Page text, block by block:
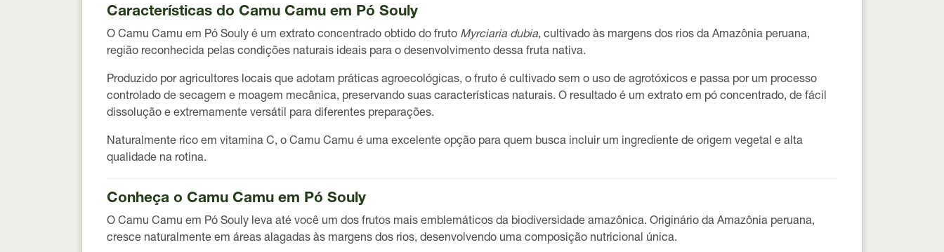
Características do Camu Camu em Pó Souly
O Camu Camu em Pó Souly é um extrato concentrado obtido do fruto Myrciaria dubia, cultivado às margens dos rios da Amazônia peruana,
região reconhecida pelas condições naturais ideais para o desenvolvimento dessa fruta nativa.
Produzido por agricultores locais que adotam práticas agroecológicas, o fruto é cultivado sem o uso de agrotóxicos e passa por um processo
controlado de secagem e moagem mecânica, preservando suas características naturais. O resultado é um extrato em pó concentrado, de fácil
dissolução e extremamente versátil para diferentes preparações.
Naturalmente rico em vitamina C, o Camu Camu é uma excelente opção para quem busca incluir um ingrediente de origem vegetal e alta
qualidade na rotina.
Conheça o Camu Camu em Pó Souly
O Camu Camu em Pó Souly leva até você um dos frutos mais emblemáticos da biodiversidade amazônica. Originário da Amazônia peruana,
cresce naturalmente em áreas alagadas às margens dos rios, desenvolvendo uma composição nutricional única.